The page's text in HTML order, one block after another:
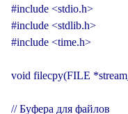
#include <stdio.h>
#include <stdlib.h>
#include <time.h>
void filecpy(FILE
// Буфера для файлов